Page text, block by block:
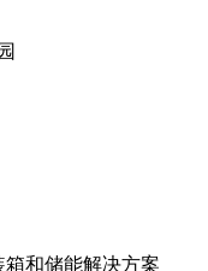
和储能解决方案